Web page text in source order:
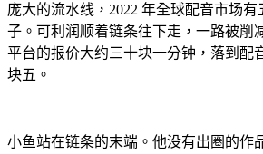
庞大的流水线，2022 年全球配音市场
子。可利润顺着链条往下走，一路被削
平台的报价大约三十块一分钟，落到配
块五。
小鱼站在链条的末端。他没有出圈的作